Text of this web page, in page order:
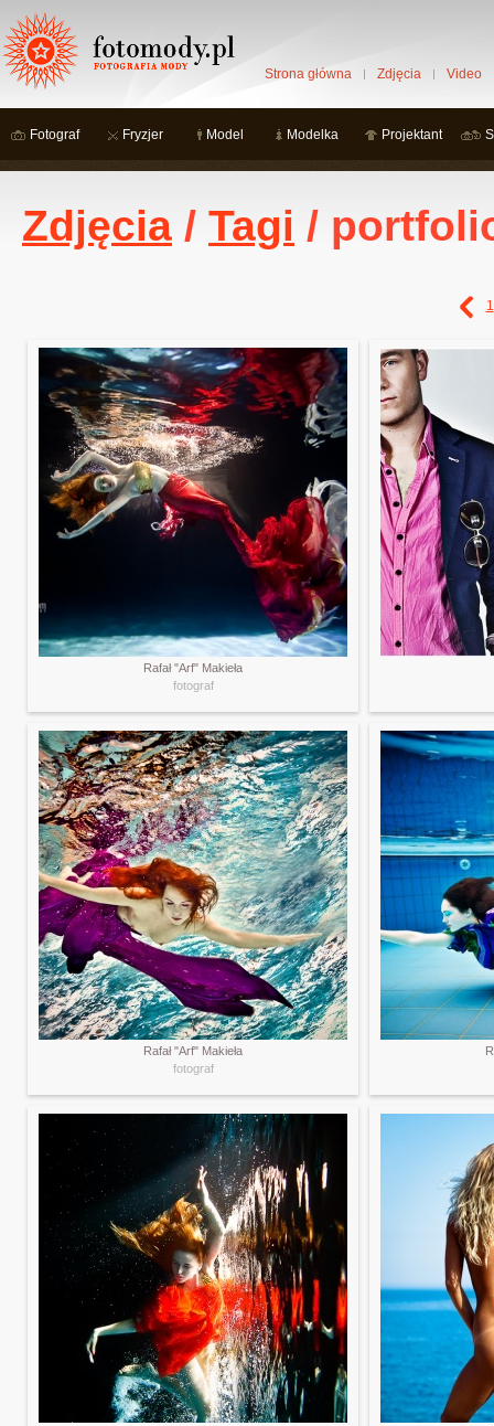
Strona główna Zdjęcia Video
Fotograf Fryzjer Model Modelka Projektant
Zdjęcia / Tagi /
1
Rafał "Arf" Makieła
fotograf
Rafał "Arf" Makieła
fotograf